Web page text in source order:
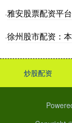
·雅安股票配资平
·徐州股市配资：
炒股配资